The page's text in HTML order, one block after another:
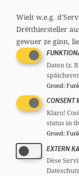
Share
Wielt w.e.g.
Drëtthiersteller
gewuer ze ginn,
Daten (z.
Grond:
CONSENT
Klaro!
status in
Grond:
EXTERN
Dëse